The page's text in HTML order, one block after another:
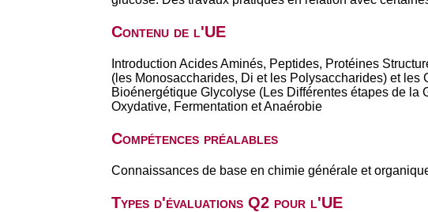
Contenu de l'UE
Introduction Acides Aminés, Peptides, Protéines
(les Monosaccharides, Di et les Polysaccharides) et
Bioénergétique Glycolyse (Les Différentes étapes de
Oxydative, Fermentation et Anaérobie
Compétences préalables
Connaissances de base en chimie générale et
Types d'évaluations Q2 pour l'UE